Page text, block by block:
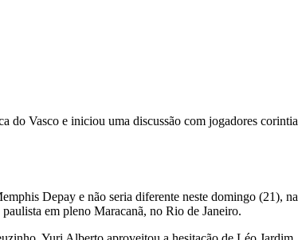
Vasco e iniciou uma discussão com jogadores
Depay e não seria diferente neste domingo (21),
em pleno Maracanã, no Rio de Janeiro.